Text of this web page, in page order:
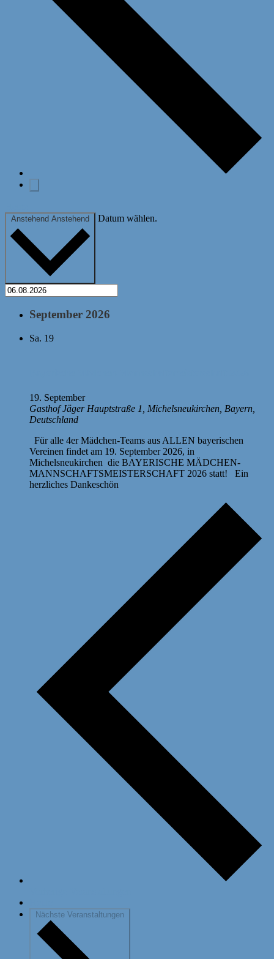
Anstehend Anstehend Datum wählen.
September 2026
Sa. 19
19. September
Gasthof Jäger Hauptstraße 1, Michelsneukirchen, Bayern,
Deutschland
Für alle 4er Mädchen-Teams aus ALLEN bayerischen
Vereinen findet am 19. September 2026, in
Michelsneukirchen die BAYERISCHE MÄDCHEN-
MANNSCHAFTSMEISTERSCHAFT 2026 statt! Ein
herzliches Dankeschön
Nächste Veranstaltungen